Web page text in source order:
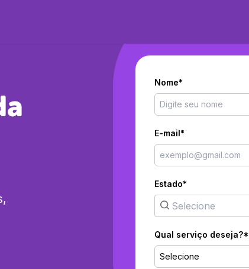
Nome*
E-mail*
Estado*
Qual serviço deseja?*
Selecione